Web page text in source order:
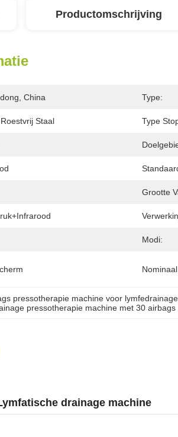
Productomschrijving
China Type:
Staal Type
Grootte
Modi:
pressotherapie machine voor lymfedrainage
pressotherapie machine met 30 airbags
drainage machine